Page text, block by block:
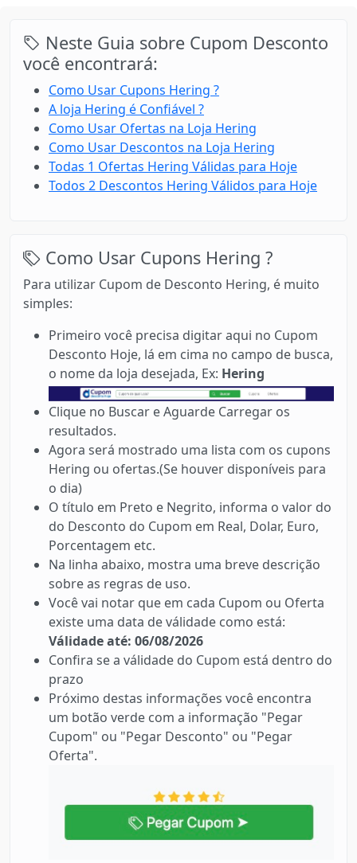
Neste Guia sobre Cupom Desconto
você encontrará:
Como Usar Cupons Hering ?
A loja Hering é Confiável ?
Como Usar Ofertas na Loja Hering
Como Usar Descontos na Loja Hering
Todas 1 Ofertas Hering Válidas para Hoje
Todos 2 Descontos Hering Válidos para Hoje
Como Usar Cupons Hering ?
Para utilizar Cupom de Desconto Hering, é muito
simples:
Primeiro você precisa digitar aqui no Cupom
Desconto Hoje, lá em cima no campo de busca,
o nome da loja desejada, Ex: Hering
Clique no Buscar e Aguarde Carregar os
resultados.
Agora será mostrado uma lista com os cupons
Hering ou ofertas.(Se houver disponíveis para
o dia)
O título em Preto e Negrito, informa o valor do
do Desconto do Cupom em Real, Dolar, Euro,
Porcentagem etc.
Na linha abaixo, mostra uma breve descrição
sobre as regras de uso.
Você vai notar que em cada Cupom ou Oferta
existe uma data de válidade como está:
Válidade até: 06/08/2026
Confira se a válidade do Cupom está dentro do
prazo
Próximo destas informações você encontra
um botão verde com a informação "Pegar
Cupom" ou "Pegar Desconto" ou "Pegar
Oferta".